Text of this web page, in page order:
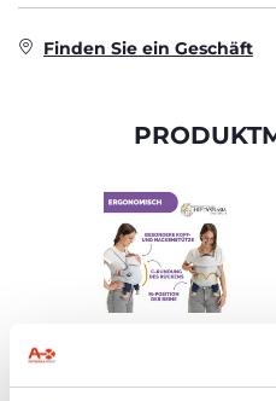
Finden Sie ein Geschäft